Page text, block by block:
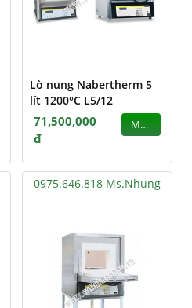
Lò nung Nabertherm 5
lít 1200°C L5/12
71,500,000
đ
MUA
0975.646.818 Ms.Nhung